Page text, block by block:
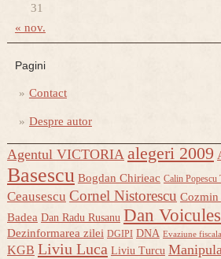
31
« nov.
Pagini
Contact
Despre autor
Agentul VICTORIA alegeri 2009
Basescu Bogdan Chirieac Calin Popescu
Ceausescu Cornel Nistorescu Cozmin
Badea Dan Radu Rusanu Dan
Dezinformarea zilei DGIPI DNA Evaziune fiscala
KGB Liviu Luca Liviu Turcu